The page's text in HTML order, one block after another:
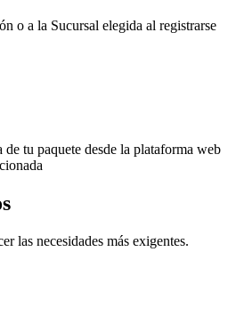
o a la Sucursal elegida al registrarse
tu paquete desde la plataforma web
las necesidades más exigentes.